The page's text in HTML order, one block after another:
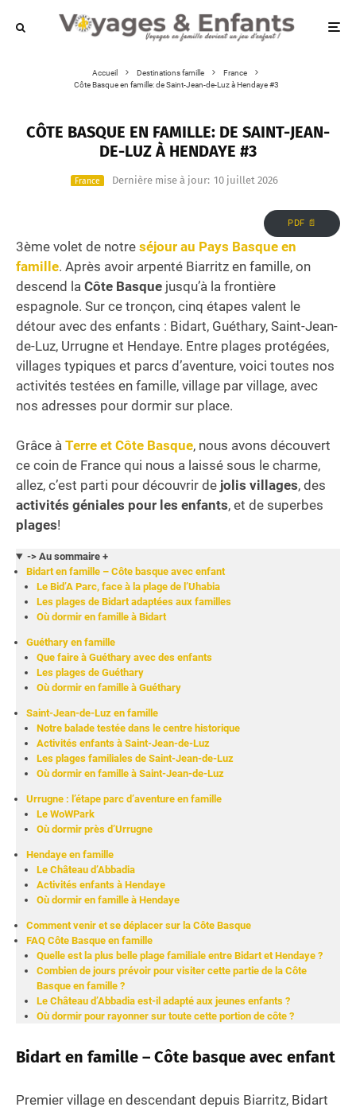
Accueil Destinations famille
France
Côte Basque en famille: de Saint-Jean-de-Luz à Hendaye #3
CÔTE BASQUE EN FAMILLE: DE SAINT-JEAN-
DE-LUZ À HENDAYE #3
France Dernière mise à jour: 10 juillet 2026
PDF 📄
3ème volet de notre séjour au Pays Basque en
famille. Après avoir arpenté Biarritz en famille, on
descend la Côte Basque jusqu’à la frontière
espagnole. Sur ce tronçon, cinq étapes valent le
détour avec des enfants : Bidart, Guéthary, Saint-Jean-
de-Luz, Urrugne et Hendaye. Entre plages protégées,
villages typiques et parcs d’aventure, voici toutes nos
activités testées en famille, village par village, avec
nos adresses pour dormir sur place.
Grâce à Terre et Côte Basque, nous avons découvert
ce coin de France qui nous a laissé sous le charme,
allez, c’est parti pour découvrir de jolis villages, des
activités géniales pour les enfants, et de superbes
plages!
-> Au sommaire +
Bidart en famille – Côte basque avec enfant
Le Bid’A Parc, face à la plage de l’Uhabia
Les plages de Bidart adaptées aux familles
Où dormir en famille à Bidart
Guéthary en famille
Que faire à Guéthary avec des enfants
Les plages de Guéthary
Où dormir en famille à Guéthary
Saint-Jean-de-Luz en famille
Notre balade testée dans le centre historique
Activités enfants à Saint-Jean-de-Luz
Les plages familiales de Saint-Jean-de-Luz
Où dormir en famille à Saint-Jean-de-Luz
Urrugne : l’étape parc d’aventure en famille
Le WoWPark
Où dormir près d’Urrugne
Hendaye en famille
Le Château d’Abbadia
Activités enfants à Hendaye
Où dormir en famille à Hendaye
Comment venir et se déplacer sur la Côte Basque
FAQ Côte Basque en famille
Quelle est la plus belle plage familiale entre Bidart et Hendaye ?
Combien de jours prévoir pour visiter cette partie de la Côte
Basque en famille ?
Le Château d’Abbadia est-il adapté aux jeunes enfants ?
Où dormir pour rayonner sur toute cette portion de côte ?
Bidart en famille – Côte basque avec enfant
Premier village en descendant depuis Biarritz, Bidart